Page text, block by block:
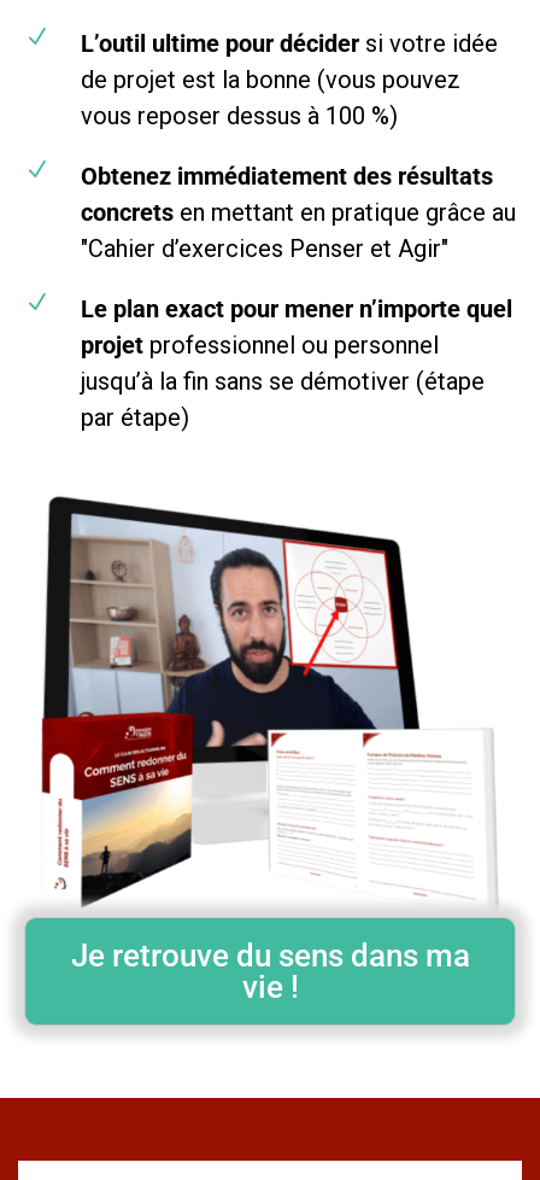
N L’outil ultime pour décider si votre idée
de projet est la bonne (vous pouvez
vous reposer dessus à 100 %)
N
Obtenez immédiatement des résultats
concrets en mettant en pratique grâce au
"Cahier d’exercices Penser et Agir"
N Le plan exact pour mener n’importe quel
projet professionnel ou personnel
jusqu’à la fin sans se démotiver (étape
par étape)
Je retrouve du sens dans ma
vie !